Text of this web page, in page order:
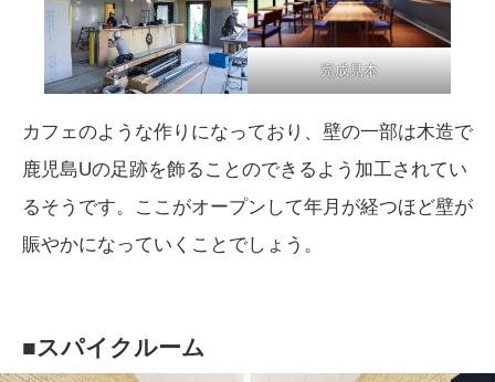
完成見本
カフェのような作りになっており、壁の一部は木造で
鹿児島Uの足跡を飾ることのできるよう加工されてい
るそうです。ここがオープンして年月が経つほど壁が
賑やかになっていくことでしょう。
■スパイクルーム